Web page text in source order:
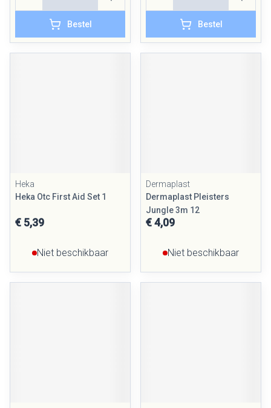
Bestel Bestel
Heka
Heka Otc First Aid Set 1
€ 5,39
Niet beschikbaar
Dermaplast
Dermaplast Pleisters
Jungle 3m 12
€ 4,09
Niet beschikbaar